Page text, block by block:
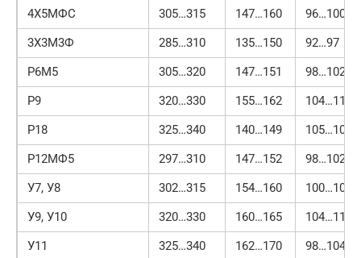
4Х5МФС
305…315 147…160
96…100
3Х3М3Ф
285…310 135…150
92…97
Р6М5
305…320 147…151
98…102
Р9
320…330 155…162
104…110
Р18
325…340 140…149
105…108
Р12МФ5
297…310 147…152
98…102
У7, У8
302…315 154…160
100…106
У9, У10
320…330 160…165
104…112
У11
325…340 162…170
98…104